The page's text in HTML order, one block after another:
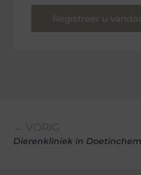
Registreer u
← VORIG
Dierenkliniek in